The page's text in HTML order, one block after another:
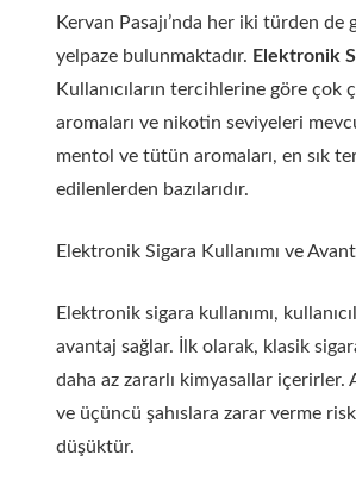
Kervan Pasajı’nda her iki türden de
yelpaze bulunmaktadır. Elektronik
Kullanıcıların tercihlerine göre çok
aromaları ve nikotin seviyeleri
mentol ve tütün aromaları, en sık
edilenlerden bazılarıdır.
Elektronik Sigara Kullanımı ve
Elektronik sigara kullanımı,
avantaj sağlar. İlk olarak, klasik
daha az zararlı kimyasallar içerirler.
ve üçüncü şahıslara zarar verme
düşüktür.